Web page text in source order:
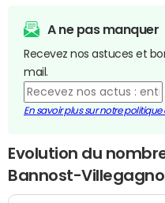
A ne pas manquer
Recevez nos astuces et
mail.
En savoir plus sur notre
Evolution du
Bannost-